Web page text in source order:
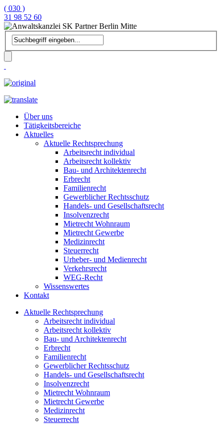
( 030 )
31 98 52 60
Über uns
Tätigkeitsbereiche
Aktuelles
Aktuelle Rechtsprechung
Arbeitsrecht individual
Arbeitsrecht kollektiv
Bau- und Architektenrecht
Erbrecht
Familienrecht
Gewerblicher Rechtsschutz
Handels- und Gesellschaftsrecht
Insolvenzrecht
Mietrecht Wohnraum
Mietrecht Gewerbe
Medizinrecht
Steuerrecht
Urheber- und Medienrecht
Verkehrsrecht
WEG-Recht
Wissenswertes
Kontakt
Aktuelle Rechtsprechung
Arbeitsrecht individual
Arbeitsrecht kollektiv
Bau- und Architektenrecht
Erbrecht
Familienrecht
Gewerblicher Rechtsschutz
Handels- und Gesellschaftsrecht
Insolvenzrecht
Mietrecht Wohnraum
Mietrecht Gewerbe
Medizinrecht
Steuerrecht